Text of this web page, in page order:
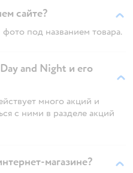
сайте?
под названием товара.
and Night и его
много акций и
с ними в разделе акций
магазине?